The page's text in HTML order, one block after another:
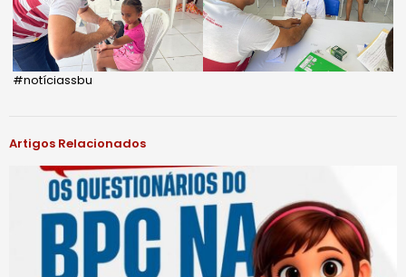
#notíciassbu
Artigos Relacionados